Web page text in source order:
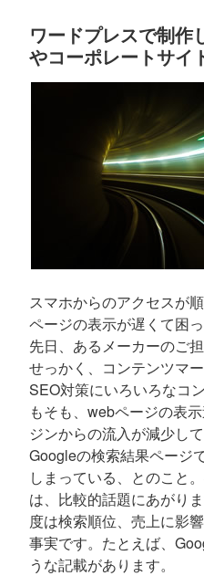
ワードプレスで制作
やコーポレートサイ
スマホからのアクセスが
ページの表示が遅くて困
先日、あるメーカーのご
せっかく、コンテンツマ
SEO対策にいろいろなコ
もそも、webページの表
ジンからの流入が減少し
Googleの検索結果ページ
しまっている、とのこと
は、比較的話題にあがり
度は検索順位、売上に影
事実です。たとえば、
うな記載があります。